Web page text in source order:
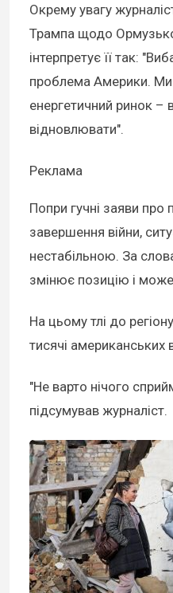
Окрему увагу
Трампа щодо
інтерпретує її так:
проблема Америки. Ми
енергетичний ринок –
відновлювати".
Реклама
Попри гучні заяви
завершення війни,
нестабільною. За
змінює позицію і
На цьому тлі до
тисячі американських
"Не варто нічого
підсумував журналіст.